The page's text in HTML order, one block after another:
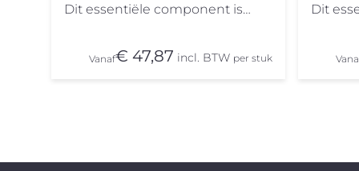
Dit essentiële component is
dakpanelementen/dakpanplaten,
zoals bijvoorbeeld de Finnera,
meegaat, waardoor je
Vanaf€ 47,87 incl. BTW per stuk
Dit
zoals